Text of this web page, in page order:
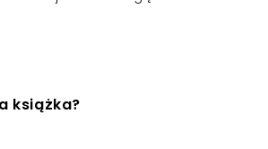
książka?